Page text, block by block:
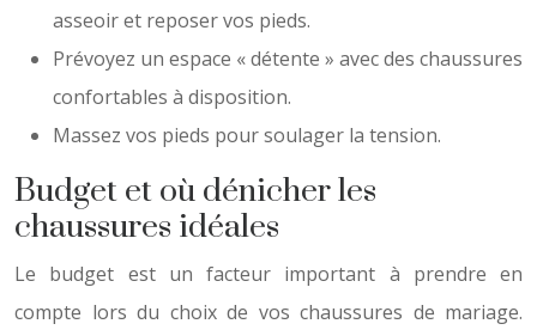
asseoir et reposer vos pieds.
Prévoyez un espace « détente » avec des chaussures
confortables à disposition.
Massez vos pieds pour soulager la tension.
Budget et où dénicher les
chaussures idéales
Le budget est un facteur important à prendre en
compte lors du choix de vos chaussures de mariage.